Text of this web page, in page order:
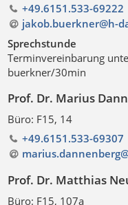
+49.6151.533-69222
jakob.buerkner@h-
Sprechstunde
Terminvereinbarung
buerkner/30min
Prof. Dr. Marius
Büro: F15, 14
+49.6151.533-69307
Prof. Dr. Matthias
Büro: F15, 107a